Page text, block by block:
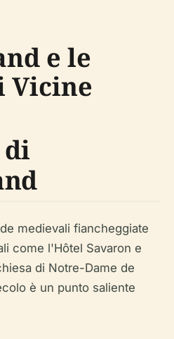
e le
Vicine
medievali fiancheggiate
come l'Hôtel Savaron e
di Notre-Dame de
è un punto saliente